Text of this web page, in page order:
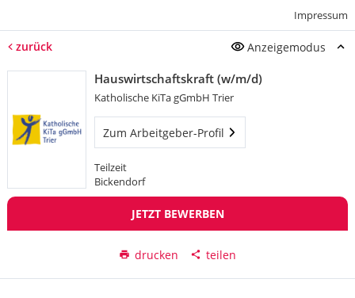
Impressum
zurück Anzeigemodus
Hauswirtschaftskraft (w/m/d)
Katholische KiTa gGmbH Trier
Zum Arbeitgeber-Profil
Teilzeit
Bickendorf
JETZT BEWERBEN
drucken teilen